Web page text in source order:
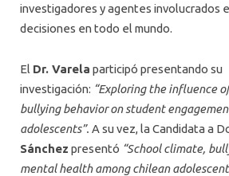
investigadores y agentes involucrados
decisiones en todo el mundo.
El Dr. Varela participó presentando su
investigación: “Exploring the influence
bullying behavior on student
adolescents”. A su vez, la Candidata a
Sánchez presentó “School climate,
mental health among chilean